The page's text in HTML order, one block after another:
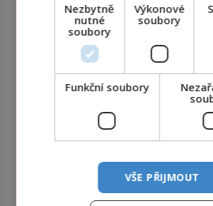
Nezbytně
nutné
soubory
Výkonové
soubory
Funkční soubory
VŠE PŘIJMOUT